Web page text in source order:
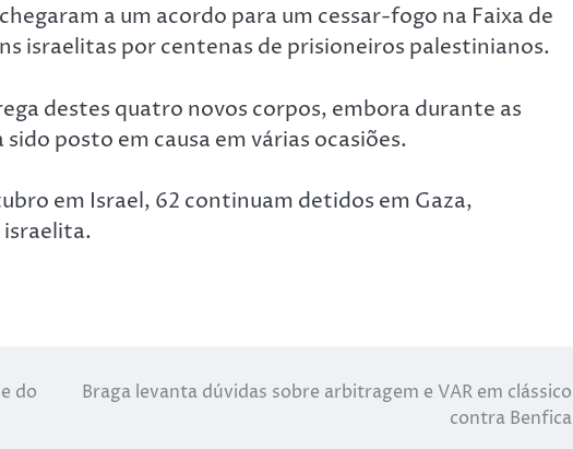
a um acordo para um cessar-fogo na Faixa de
israelitas por centenas de prisioneiros palestinianos.
destes quatro novos corpos, embora durante as
posto em causa em várias ocasiões.
em Israel, 62 continuam detidos em Gaza,
israelita.
do
Braga levanta dúvidas sobre arbitragem e VAR em clássico
contra Benfica